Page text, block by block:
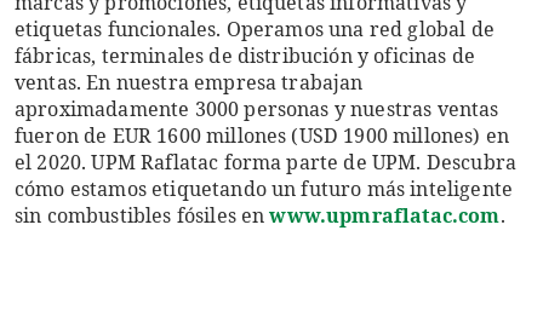
etiquetas funcionales. Operamos una red global de
fábricas, terminales de distribución y oficinas de
ventas. En nuestra empresa trabajan
aproximadamente 3000 personas y nuestras ventas
fueron de EUR 1600 millones (USD 1900 millones) en
el 2020. UPM Raflatac forma parte de UPM. Descubra
cómo estamos etiquetando un futuro más inteligente
sin combustibles fósiles enwww.upmraflatac.com.